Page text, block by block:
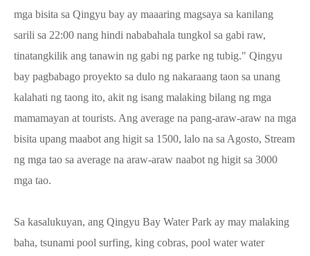
mga bisita sa Qingyu bay ay maaaring magsaya sa kanilang
sarili sa 22:00 nang hindi nababahala tungkol sa gabi raw,
tinatangkilik ang tanawin ng gabi ng parke ng tubig." Qingyu
bay pagbabago proyekto sa dulo ng nakaraang taon sa unang
kalahati ng taong ito, akit ng isang malaking bilang ng mga
mamamayan at tourists. Ang average na pang-araw-araw na mga
bisita upang maabot ang higit sa 1500, lalo na sa Agosto, Stream
ng mga tao sa average na araw-araw naabot ng higit sa 3000
mga tao.
Sa kasalukuyan, ang Qingyu Bay Water Park ay may malaking
baha, tsunami pool surfing, king cobras, pool water water